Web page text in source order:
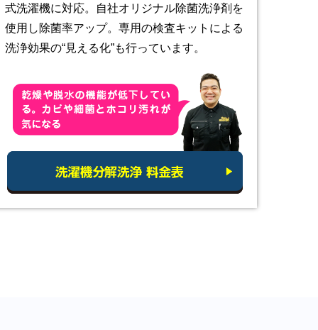
式洗濯機に対応。自社オリジナル除菌洗浄剤を
使用し除菌率アップ。専用の検査キットによる
洗浄効果の“見える化”も行っています。